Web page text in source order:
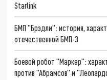
Starlink
БМП "Брэдли": история,
отечественной БМП-3
Боевой робот "Маркер":
против "Абрамсов" и